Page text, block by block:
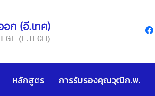
หลักสูตร การรับรองคุณวุฒิก.พ.